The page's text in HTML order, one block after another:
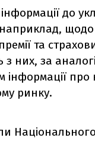
до
щодо
та
них, за
інформації
ринку.